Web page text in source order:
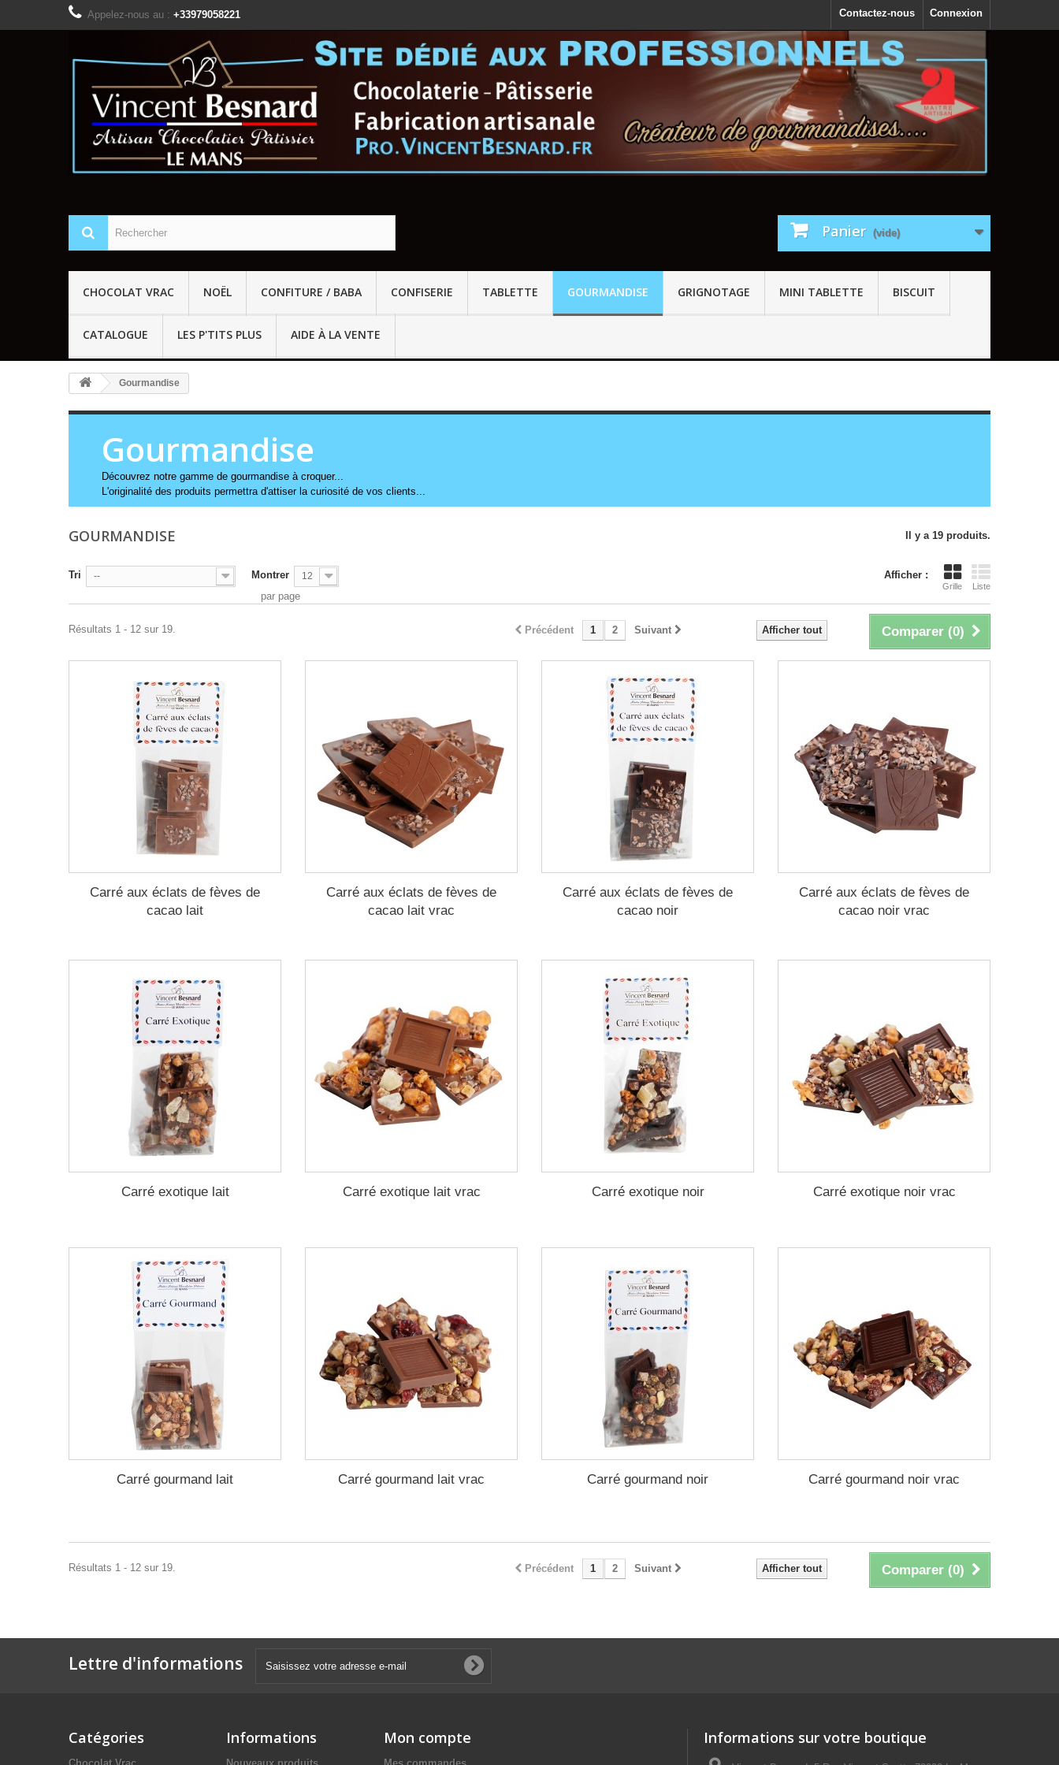
Connexion
Contactez-nous
Appelez-nous au : +33979058221
Panier (vide)
CHOCOLAT VRAC NOËL CONFITURE / BABA CONFISERIE TABLETTE GOURMANDISE GRIGNOTAGE MINI TABLETTE BISCUIT
CATALOGUE LES P'TITS PLUS AIDE À LA VENTE
Gourmandise
Gourmandise
Découvrez notre gamme de gourmandise à croquer...
L'originalité des produits permettra d'attiser la curiosité de vos clients...
GOURMANDISE Il y a 19 produits.
Afficher :
Grille Liste
Tri -- Montrer 12
par page
Comparer (0)
Afficher tout
Précédent 1 2 Suivant
Résultats 1 - 12 sur 19.
Carré aux éclats de fèves de
cacao lait
Carré aux éclats de fèves de
cacao lait vrac
Carré aux éclats de fèves de
cacao noir
Carré aux éclats de fèves de
cacao noir vrac
Carré exotique lait Carré exotique lait vrac Carré exotique noir Carré exotique noir vrac
Carré gourmand lait Carré gourmand lait vrac Carré gourmand noir Carré gourmand noir vrac
Comparer (0)
Afficher tout
Précédent 1 2 Suivant
Résultats 1 - 12 sur 19.
Lettre d'informations
Catégories Informations Mon compte Informations sur votre boutique